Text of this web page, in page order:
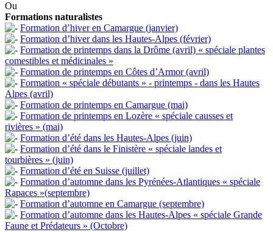
Ou
Formations naturalistes
Formation d’hiver en Camargue (janvier)
Formation d’hiver dans les Hautes-Alpes (février)
Formation de printemps dans la Drôme (avril) « spéciale plantes
comestibles et médicinales »
Formation de printemps en Côtes d’Armor (avril)
Formation « spéciale débutants » - printemps - dans les Hautes
Alpes (avril)
Formation de printemps en Camargue (mai)
Formation de printemps en Lozère « spéciale causses et
rivières » (mai)
Formation d’été dans les Hautes-Alpes (juin)
Formation d’été dans le Finistère « spéciale landes et
tourbières » (juin)
Formation d’été en Suisse (juillet)
Formation d’automne dans les Pyrénées-Atlantiques « spéciale
Rapaces »(septembre)
Formation d’automne en Camargue (septembre)
Formation d’automne dans les Hautes-Alpes « spéciale Grande
Faune et Prédateurs » (Octobre)